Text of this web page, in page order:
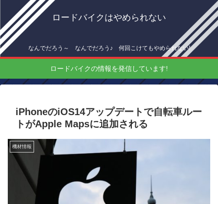
ロードバイクはやめられない
なんでだろう～ なんでだろう♪ 何回こけてもやめられない!
ロードバイクの情報を発信しています!
iPhoneのiOS14アップデートで自転車ルー
トがApple Mapsに追加される
機材情報